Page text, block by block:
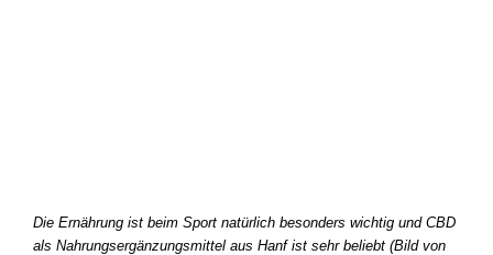
Die Ernährung ist beim Sport natürlich besonders wichtig und CBD
als Nahrungsergänzungsmittel aus Hanf ist sehr beliebt (Bild von